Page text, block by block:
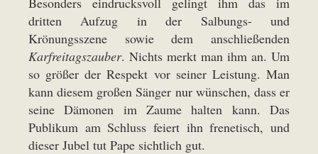
dritten Aufzug in der Salbungs- und
Krönungsszene sowie dem anschließenden
Karfreitagszauber. Nichts merkt man ihm an. Um
so größer der Respekt vor seiner Leistung. Man
kann diesem großen Sänger nur wünschen, dass er
seine Dämonen im Zaume halten kann. Das
Publikum am Schluss feiert ihn frenetisch, und
dieser Jubel tut Pape sichtlich gut.